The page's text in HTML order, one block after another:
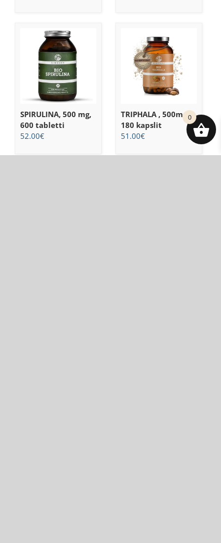
SPIRULINA, 500 mg,
600 tabletti
52.00€
TRIPHALA , 500mg,
180 kapslit
51.00€
0